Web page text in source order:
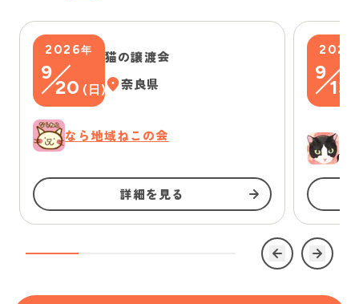
2026年
9
20 ( 日)
猫の譲渡会
奈良県
なら地域ねこの会
詳細を見る
2026
9
13
ゆ